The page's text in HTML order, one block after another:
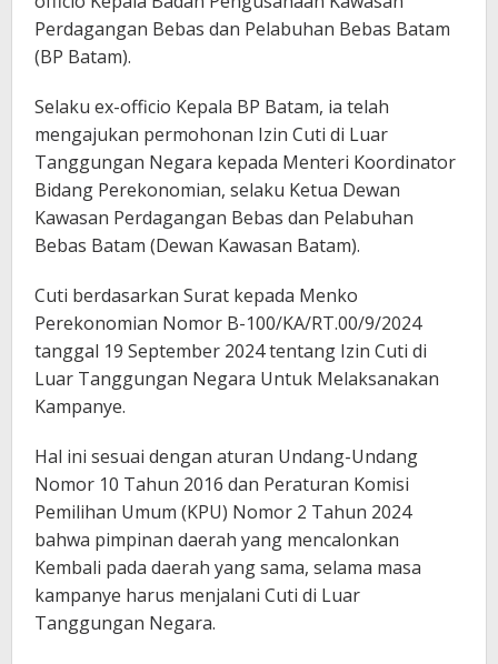
Perdagangan Bebas dan Pelabuhan Bebas Batam
(BP Batam).
Selaku ex-officio Kepala BP Batam, ia telah
mengajukan permohonan Izin Cuti di Luar
Tanggungan Negara kepada Menteri Koordinator
Bidang Perekonomian, selaku Ketua Dewan
Kawasan Perdagangan Bebas dan Pelabuhan
Bebas Batam (Dewan Kawasan Batam).
Cuti berdasarkan Surat kepada Menko
Perekonomian Nomor B-100/KA/RT.00/9/2024
tanggal 19 September 2024 tentang Izin Cuti di
Luar Tanggungan Negara Untuk Melaksanakan
Kampanye.
Hal ini sesuai dengan aturan Undang-Undang
Nomor 10 Tahun 2016 dan Peraturan Komisi
Pemilihan Umum (KPU) Nomor 2 Tahun 2024
bahwa pimpinan daerah yang mencalonkan
Kembali pada daerah yang sama, selama masa
kampanye harus menjalani Cuti di Luar
Tanggungan Negara.